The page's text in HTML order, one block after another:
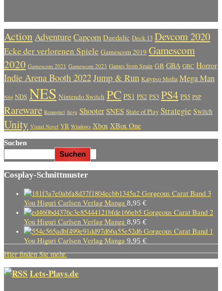
Action AdventureCapcom Daedalic Deck 13 Devcom 2020
Ecke der verlorenen Spiele Gamescom 2019 Gamescom
2020 Gamescom 2021 Gamescom 2023 Games from Spain GB GBA GBC Horror
Indie Arena Booth 2022Jump & Run Kalypso Media Mega Man
N64 NDS NES Nintendo Switch PC PS1 PS2 PS3 PS4 PS5 PSP
Rareware Rennspiel Sega Shooter SNES State of Play Strategie Switch
Unity Visual Novel VR Windows Xbox XBox One
Suchen
Suchen
Cosplay-Schnittmuster
Gorgeous Carat Band 3
You Higuri Carlsen Verlag Manga 8,95 €
Gorgeous Carat Band 2
You Higuri Carlsen Verlag Manga 8,95 €
Gorgeous Carat Band 1
You Higuri Carlsen Verlag Manga 9,95 €
Hier finden Sie mehr.
Lets-Plays.de